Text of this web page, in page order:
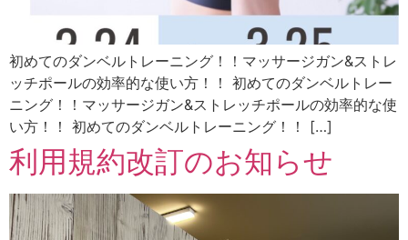
初めてのダンベルトレーニング！！マッサージガン&ストレ
ッチポールの効率的な使い方！！ 初めてのダンベルトレー
ニング！！マッサージガン&ストレッチポールの効率的な使
い方！！ 初めてのダンベルトレーニング！！ […]
利用規約改訂のお知らせ